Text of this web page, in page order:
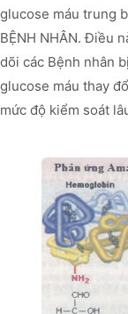
glucose máu trung
BỆNH NHÂN. Điều
dõi các Bệnh nhân
glucose máu thay
mức độ kiểm soát